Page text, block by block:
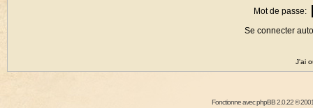
Mot de passe:
Se connecter
J'ai
Fonctionne avecphpBB2.0.22 ©